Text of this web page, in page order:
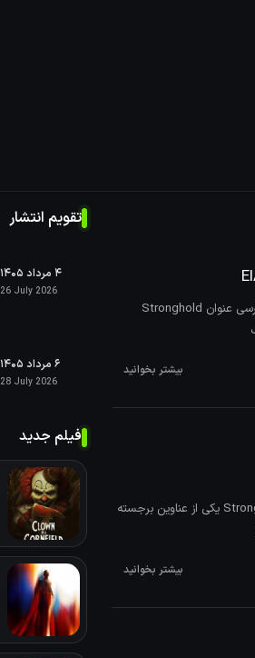
بازی Stronghold Legends فشرده دریافت بازی در نسخه Steam Edition + دوبله فارسی عنوان Stronghold
بیشتر بخوانید
بازی Stronghold 2 فشرده دریافت بازی در نسخه Steam و دوبله فارسی بازی Stronghold 2 یکی از عناوین برجسته
بیشتر بخوانید
تقویم انتشار
۴ مرداد ۱۴۰۵
26 July 2026
۶ مرداد ۱۴۰۵
28 July 2026
فیلم جدید